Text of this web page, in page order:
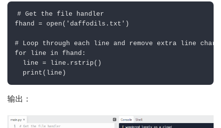
# Get the file handler
fhand = open ( 'daffodils.txt' )
# Loop through each line and remove extra line
for line in fhand :
  line
= line . rstrip ( )
print ( line )
输出：